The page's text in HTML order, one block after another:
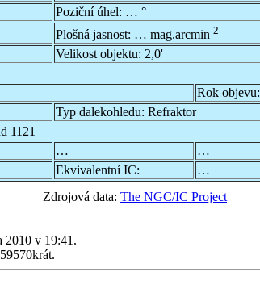
Poziční úhel: … °
Plošná jasnost: … mag.arcmin-2
Velikost objektu: 2,0'
Rok objevu:
Typ dalekohledu: Refraktor
1121
…
…
Ekvivalentní IC:
…
Zdrojová data: The NGC/IC Project
2010 v 19:41.